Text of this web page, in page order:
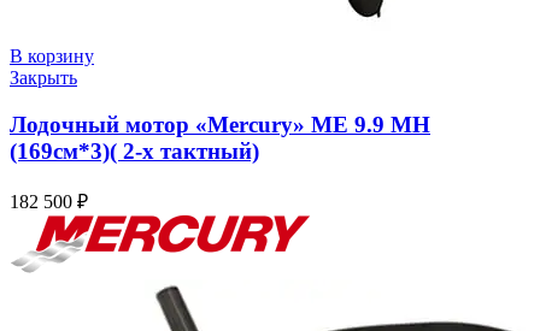
В корзину
Закрыть
Лодочный мотор «Mercury» ME 9.9 MH
(169см*3)( 2-х тактный)
182 500 ₽